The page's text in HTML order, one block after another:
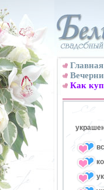
Главная
Как